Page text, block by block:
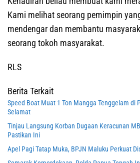
Kami melihat seorang pemimpin
mendengar dan membantu
seorang tokoh masyarakat.
RLS
Berita Terkait
Speed Boat Muat 1 Ton Mangga Tenggelam di
Selamat
Tinjau Langsung Korban Dugaan Keracunan
Pastikan Ini
Apel Pagi Tatap Muka, BPJN Maluku Perkuat